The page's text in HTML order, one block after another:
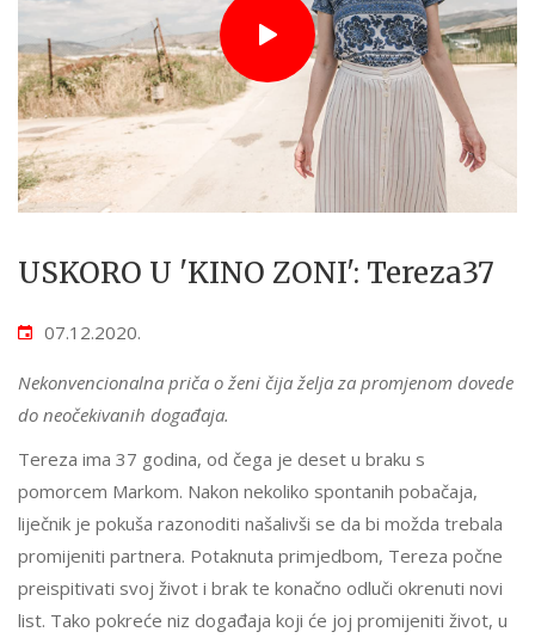
USKORO U 'KINO ZONI': Tereza37
07.12.2020.
Nekonvencionalna priča o ženi čija želja za promjenom dovede
do neočekivanih događaja.
Tereza ima 37 godina, od čega je deset u braku s
pomorcem Markom. Nakon nekoliko spontanih pobačaja,
liječnik je pokuša razonoditi našalivši se da bi možda trebala
promijeniti partnera. Potaknuta primjedbom, Tereza počne
preispitivati svoj život i brak te konačno odluči okrenuti novi
list. Tako pokreće niz događaja koji će joj promijeniti život, u